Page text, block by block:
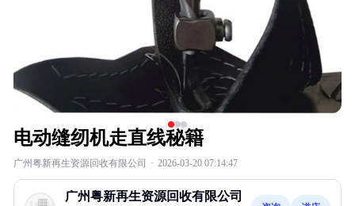
电动缝纫机走直线秘籍
广州粤新再生资源回收有限公司 · 2026-03-20 07:14:47
广州粤新再生资源回收有限公司